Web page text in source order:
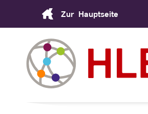
Zur Hauptseite